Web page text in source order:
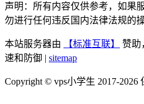
声明：所有内容仅供参考，如果
勿进行任何违反国内法律法规的
本站服务器由 【标准互联】 赞助
速和防御 | sitemap
Copyright © vps小学生 2017-2026